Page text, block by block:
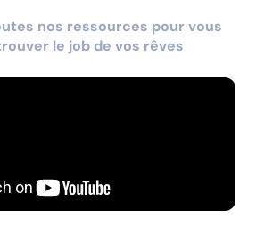
nos ressources pour vous
le job de vos rêves